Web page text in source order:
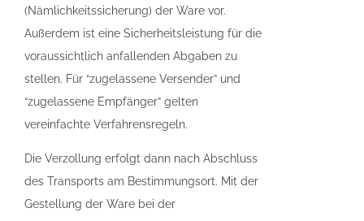
(Nämlichkeitssicherung) der Ware vor.
Außerdem ist eine Sicherheitsleistung für die
voraussichtlich anfallenden Abgaben zu
stellen. Für “zugelassene Versender” und
“zugelassene Empfänger” gelten
vereinfachte Verfahrensregeln.
Die Verzollung erfolgt dann nach Abschluss
des Transports am Bestimmungsort. Mit der
Gestellung der Ware bei der